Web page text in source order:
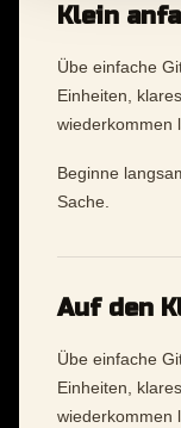
Klein
Übe einfache
Einheiten,
wiederkommen
Beginne
Sache.
Auf den
Übe einfache
Einheiten,
wiederkommen